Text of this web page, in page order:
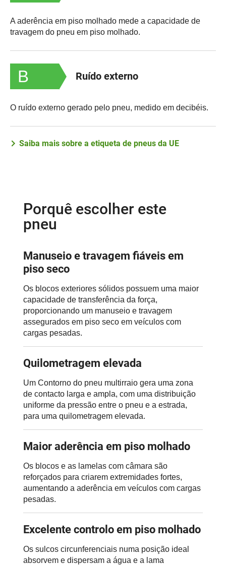
A aderência em piso molhado mede a capacidade de
travagem do pneu em piso molhado.
B Ruído externo
O ruído externo gerado pelo pneu, medido em decibéis.
Saiba mais sobre a etiqueta de pneus da UE
Porquê escolher este
pneu
Manuseio e travagem fiáveis em
piso seco
Os blocos exteriores sólidos possuem uma maior
capacidade de transferência da força,
proporcionando um manuseio e travagem
assegurados em piso seco em veículos com
cargas pesadas.
Quilometragem elevada
Um Contorno do pneu multirraio gera uma zona
de contacto larga e ampla, com uma distribuição
uniforme da pressão entre o pneu e a estrada,
para uma quilometragem elevada.
Maior aderência em piso molhado
Os blocos e as lamelas com câmara são
reforçados para criarem extremidades fortes,
aumentando a aderência em veículos com cargas
pesadas.
Excelente controlo em piso molhado
Os sulcos circunferenciais numa posição ideal
absorvem e dispersam a água e a lama